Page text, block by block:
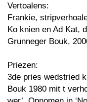
Vertoalens:
Frankie,
Ko knien en Ad Kat,
Grunneger Bouk,
Priezen:
3de pries wedstried
Bouk 1980 mit t